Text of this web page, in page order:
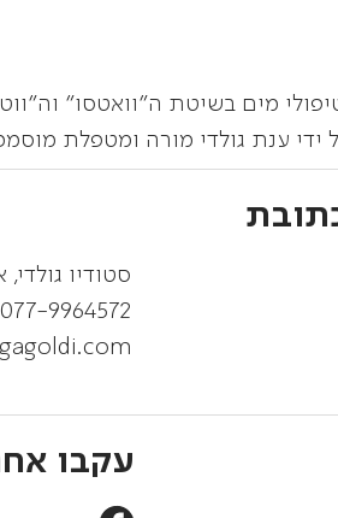
מים בשיטת ה"וואטסו"
ידי ענת גולדי מורה ומטפלת
סטודיו
077-9964572
עקבו